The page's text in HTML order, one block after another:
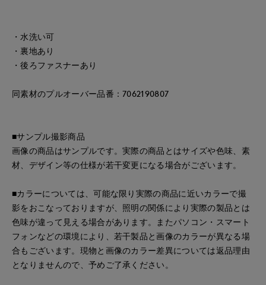
・水洗い可
・裏地あり
・後ろファスナーあり
同素材のプルオーバー品番：7062190807
■サンプル撮影商品
画像の商品はサンプルです。実際の商品とはサイズや色味、素
材、デザイン等の仕様が若干変更になる場合がございます。
■カラーについては、可能な限り実際の商品に近いカラーで撮
影をおこなっておりますが、照明の関係により実際の製品とは
色味が違って見える場合があります。またパソコン・スマート
フォンなどの環境により、若干製品と画像のカラーが異なる場
合もございます。現物と画像のカラー差異については返品理由
となりませんので、予めご了承ください。